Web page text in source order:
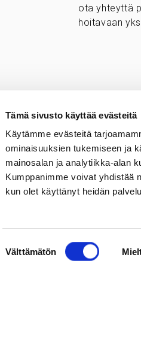
Tämä sivusto käyttää evästeitä
Käytämme evästeitä
ominaisuuksien tukemiseen ja
mainosalan ja analytiikka-alan
Kumppanimme voivat yhdistää
kun olet käyttänyt heidän
valinta
Välttämätön
ota yhteyttä
hoitavaan